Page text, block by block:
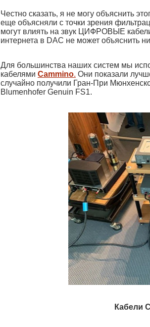
Честно сказать, я не могу объяснить
еще объясняли с точки зрения
могут влиять на звук ЦИФРОВЫЕ
интернета в DAC не может объяснить
Для большинства наших систем мы
кабелями Cammino. Они показали
случайно получили Гран-При
Blumenhofer Genuin FS1.
Кабели